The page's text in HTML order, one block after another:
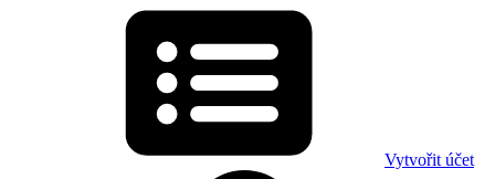
Vytvořit účet